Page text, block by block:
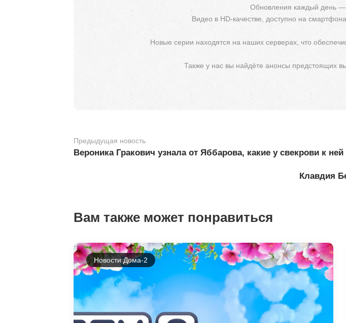
Обновления каждый день —
Видео в HD-качестве, доступно на
Новые серии находятся на наших серверах, что
Также у нас вы найдёте анонсы предстоящих
Предыдущая новость
Вероника Гракович узнала от Яббарова, какие у свекрови к ней
Клавдия
Вам также может понравиться
Новости Дома-2